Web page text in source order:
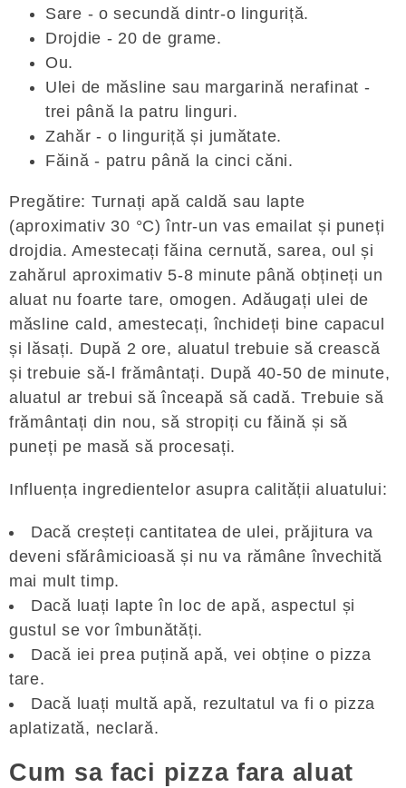
Sare - o secundă dintr-o linguriță.
Drojdie - 20 de grame.
Ou.
Ulei de măsline sau margarină nerafinat -
trei până la patru linguri.
Zahăr - o linguriță și jumătate.
Făină - patru până la cinci căni.
Pregătire: Turnați apă caldă sau lapte
(aproximativ 30 °C) într-un vas emailat și puneți
drojdia. Amestecați făina cernută, sarea, oul și
zahărul aproximativ 5-8 minute până obțineți un
aluat nu foarte tare, omogen. Adăugați ulei de
măsline cald, amestecați, închideți bine capacul
și lăsați. După 2 ore, aluatul trebuie să crească
și trebuie să-l frământați. După 40-50 de minute,
aluatul ar trebui să înceapă să cadă. Trebuie să
frământați din nou, să stropiți cu făină și să
puneți pe masă să procesați.
Influența ingredientelor asupra calității aluatului:
Dacă creșteți cantitatea de ulei, prăjitura va
deveni sfărâmicioasă și nu va rămâne învechită
mai mult timp.
Dacă luați lapte în loc de apă, aspectul și
gustul se vor îmbunătăți.
Dacă iei prea puțină apă, vei obține o pizza
tare.
Dacă luați multă apă, rezultatul va fi o pizza
aplatizată, neclară.
Cum sa faci pizza fara aluat